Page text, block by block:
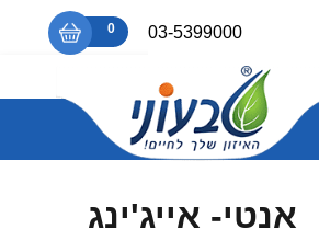
content
03-5399000
₪0
0
אין מוצרים בסל הקניות.
אנטי- אייג'ינג